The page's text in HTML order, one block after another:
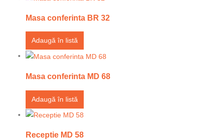
Masa conferinta BR 32
Adaugă în listă
Masa conferinta MD 68
Adaugă în listă
Receptie MD 58